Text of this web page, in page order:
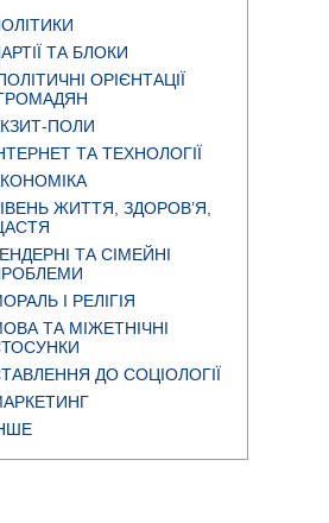
ТА БЛОКИ
ОРІЄНТАЦІЇ
ПОЛИ
ТА ТЕХНОЛОГІЇ
ЖИТТЯ, ЗДОРОВ’Я,
ТА СІМЕЙНІ
І РЕЛІГІЯ
ТА МІЖЕТНІЧНІ
ДО СОЦІОЛОГІЇ